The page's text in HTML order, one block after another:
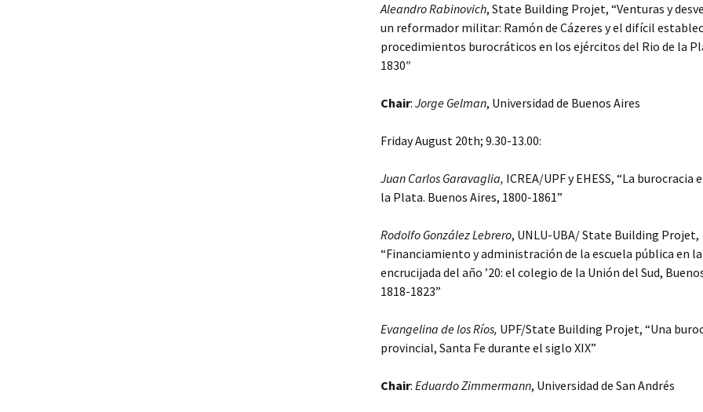
Aleandro Rabinovich, State Building Projet, “Venturas y
un reformador militar: Ramón de Cázeres y el difícil
procedimientos burocráticos en los ejércitos del Rio de la
1830″
Chair: Jorge Gelman, Universidad de Buenos Aires
Friday August 20th; 9.30-13.00:
Juan Carlos Garavaglia, ICREA/UPF y EHESS, “La burocracia
la Plata. Buenos Aires, 1800-1861”
Rodolfo González Lebrero, UNLU-UBA/ State Building Projet,
“Financiamiento y administración de la escuela pública en la
encrucijada del año ’20: el colegio de la Unión del Sud,
1818-1823”
Evangelina de los Ríos, UPF/State Building Projet, “Una
provincial, Santa Fe durante el siglo XIX”
Chair: Eduardo Zimmermann, Universidad de San Andrés